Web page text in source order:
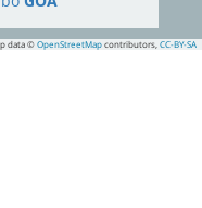
data ©OpenStreetMap contributors, CC-BY-SA